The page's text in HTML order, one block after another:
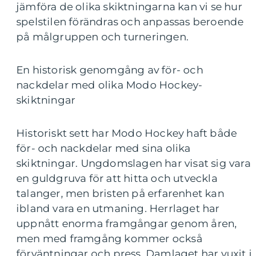
jämföra de olika skiktningarna kan vi se hur
spelstilen förändras och anpassas beroende
på målgruppen och turneringen.
En historisk genomgång av för- och
nackdelar med olika Modo Hockey-
skiktningar
Historiskt sett har Modo Hockey haft både
för- och nackdelar med sina olika
skiktningar. Ungdomslagen har visat sig vara
en guldgruva för att hitta och utveckla
talanger, men bristen på erfarenhet kan
ibland vara en utmaning. Herrlaget har
uppnått enorma framgångar genom åren,
men med framgång kommer också